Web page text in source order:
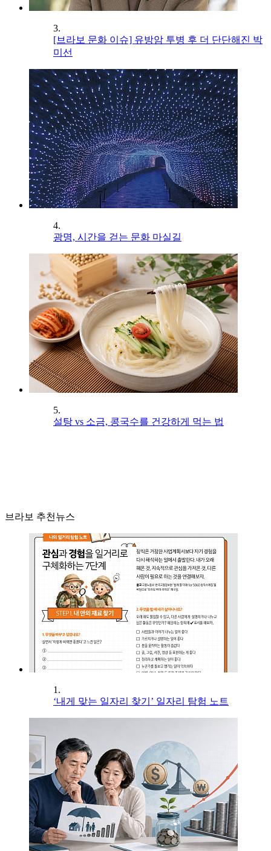
3.
[브라보 문화 이슈] 유방암 투병 후 더 단단해진 박
미선
4.
광명, 시간을 걷는 문화 마실길
5.
설탕 vs 소금, 콩국수를 건강하게 먹는 법
브라보 추천뉴스
1.
‘내게 맞는 일자리 찾기’ 일자리 탐험 노트